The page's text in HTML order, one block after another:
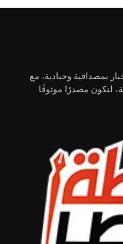
بمصداقية وحيادية، مع
لنكون مصدرًا موثوقًا